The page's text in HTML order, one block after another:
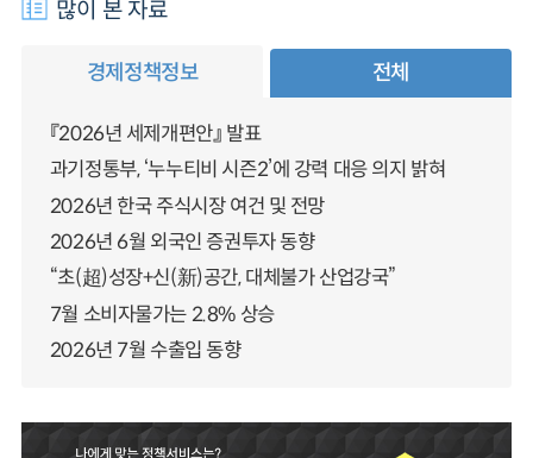
많이 본 자료
경제정책정보 전체
『2026년 세제개편안』 발표
과기정통부, ‘누누티비 시즌2’에 강력 대응 의지 밝혀
2026년 한국 주식시장 여건 및 전망
2026년 6월 외국인 증권투자 동향
“초(超)성장+신(新)공간, 대체불가 산업강국”
7월 소비자물가는 2.8% 상승
2026년 7월 수출입 동향